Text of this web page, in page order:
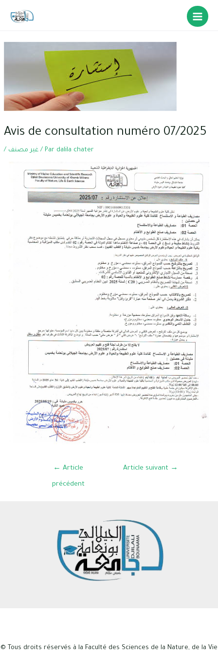
Avis de consultation numéro 07/2025
/ غير مصنف/ Par dalila chater
← Article
précédent
Article suivant →
© Tous droits réservés à la Faculté des Sciences de la Nature, de la Vie